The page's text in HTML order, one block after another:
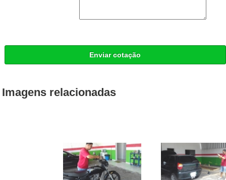
Enviar cotação
Imagens relacionadas